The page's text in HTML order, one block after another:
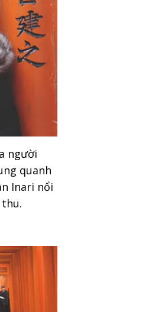
người
quanh
Inari nổi